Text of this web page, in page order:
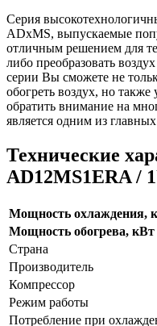
Серия
ADxMS, выпускаемые
отличным решением для
либо преобразовать
серии Вы сможете не
обогреть воздух, но
обратить внимание на
является одним из
Технические
AD12MS1ERA /
Мощность охлаждения,
Мощность обогрева, кВт
Страна
Производитель
Компрессор
Режим работы
Потребление при